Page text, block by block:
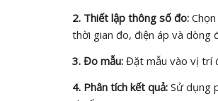
2. Thiết lập thông số đo:
thời gian đo, điện áp và dòng
3. Đo mẫu: Đặt mẫu vào vị trí
4. Phân tích kết quả: Sử dụng